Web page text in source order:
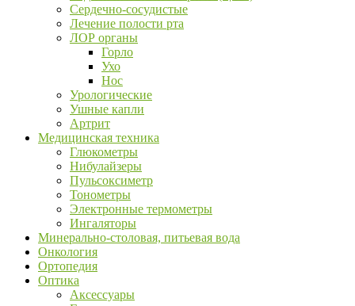
Сердечно-сосудистые
Лечение полости рта
ЛОР органы
Горло
Ухо
Нос
Урологические
Ушные капли
Артрит
Медицинская техника
Глюкометры
Нибулайзеры
Пульсоксиметр
Тонометры
Электронные термометры
Ингаляторы
Минерально-столовая, питьевая вода
Онкология
Ортопедия
Оптика
Аксессуары